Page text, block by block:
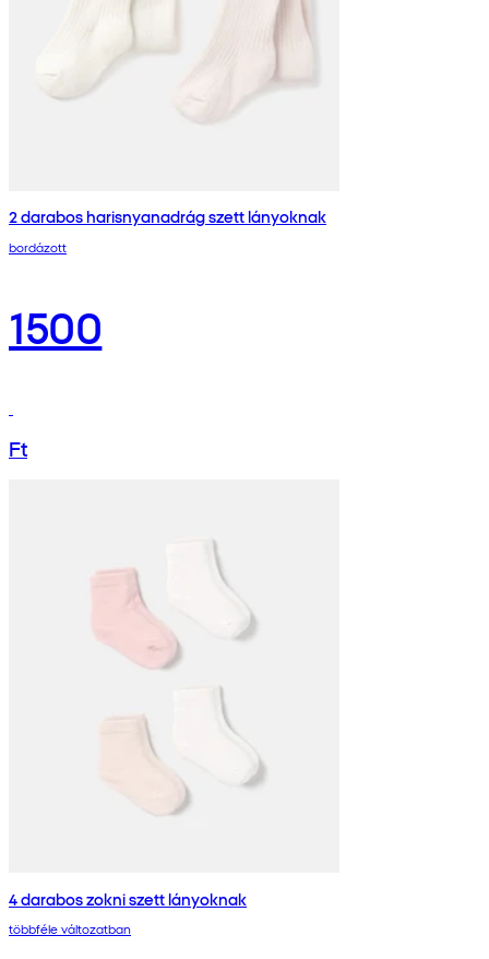
2 darabos harisnyanadrág szett lányoknak
bordázott
1500
Ft
4 darabos zokni szett lányoknak
többféle változatban